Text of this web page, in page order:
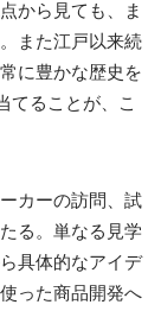
から見ても、ま
また江戸以来続
に豊かな歴史を
てることが、こ
カーの訪問、試
る。単なる見学
具体的なアイデ
った商品開発へ